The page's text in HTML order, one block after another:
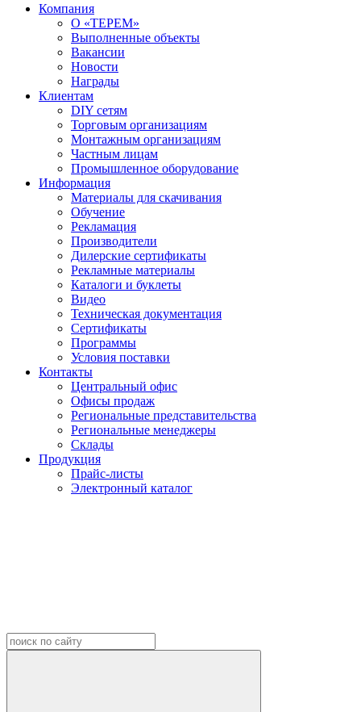
Компания
О «ТЕРЕМ»
Выполненные объекты
Вакансии
Новости
Награды
Клиентам
DIY сетям
Торговым организациям
Монтажным организациям
Частным лицам
Промышленное оборудование
Информация
Материалы для скачивания
Обучение
Рекламация
Производители
Дилерские сертификаты
Рекламные материалы
Каталоги и буклеты
Видео
Техническая документация
Сертификаты
Программы
Условия поставки
Контакты
Центральный офис
Офисы продаж
Региональные представительства
Региональные менеджеры
Склады
Продукция
Прайс-листы
Электронный каталог